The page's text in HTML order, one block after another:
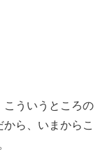
こういうところの
ら、いまからこ